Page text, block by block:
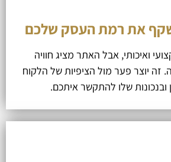
את רמת העסק שלכם
ואיכותי, אבל האתר מציג חוויה
זה יוצר פער מול הציפיות של הלקוח
ובנכונות שלו להתקשר איתכם.